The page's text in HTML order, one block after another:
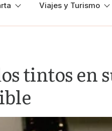
Viajes y Turismo
tintos en